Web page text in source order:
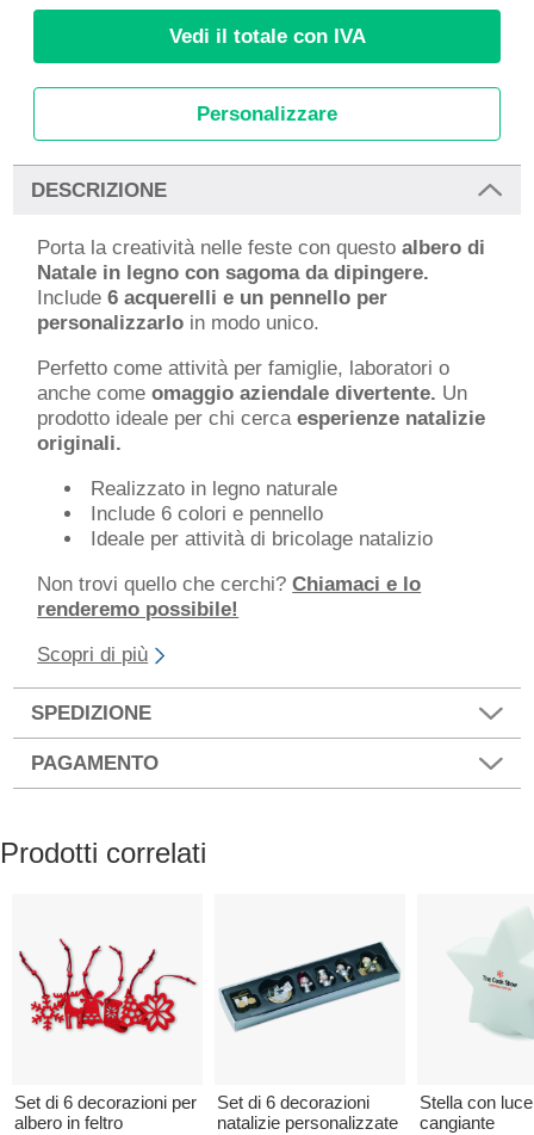
Vedi il totale con IVA
Personalizzare
DESCRIZIONE
Porta la creatività nelle feste con questoalbero di
Natale in legno con sagoma da dipingere.
Include6 acquerelli e un pennello per
personalizzarlo in modo unico.
Perfetto come attività per famiglie, laboratori o
anche comeomaggio aziendale divertente. Un
prodotto ideale per chi cercaesperienze natalizie
originali.
Realizzato in legno naturale
Include 6 colori e pennello
Ideale per attività di bricolage natalizio
Non trovi quello che cerchi?Chiamaci e lo
renderemo possibile!
Scopri di più
SPEDIZIONE
PAGAMENTO
Prodotti correlati
Set di 6 decorazioni per
albero in feltro
Set di 6 decorazioni
natalizie personalizzate
Stella con luce
cangiante